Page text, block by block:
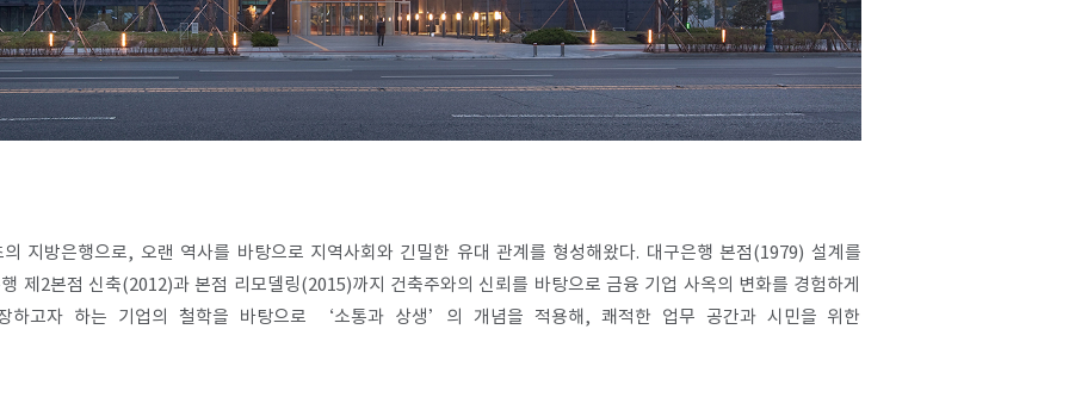
지방은행으로, 오랜 역사를 바탕으로 지역사회와 긴밀한 유대 관계를 형성해왔다. 대구은행 본점(1979) 설계를
제2본점 신축(2012)과 본점 리모델링(2015)까지 건축주와의 신뢰를 바탕으로 금융 기업 사옥의 변화를 경험하게
하고자 하는 기업의 철학을 바탕으로 ‘소통과 상생’의 개념을 적용해, 쾌적한 업무 공간과 시민을 위한